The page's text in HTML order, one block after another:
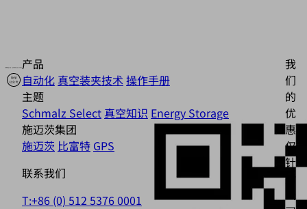
产品
自动化 真空装夹技术 操作手册
主题
Schmalz Select 真空知识 Energy Storage
施迈茨集团
施迈茨 比富特 GPS
联系我们
T:+86 (0) 512 5376 0001
我
们
的
优
惠
仅
针
对